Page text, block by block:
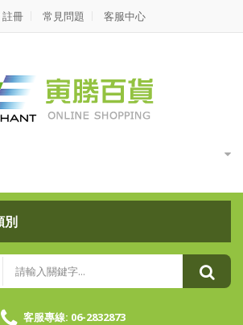
冊 常見問題 客服中心
別
客服專線: 06-2832873